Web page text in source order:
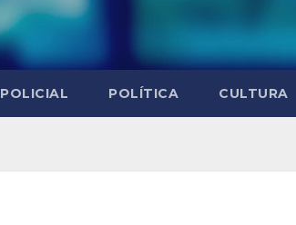
POLICIAL POLÍTICA CULTURA